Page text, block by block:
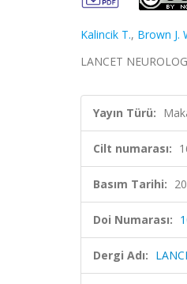
Kalincik T., Brown J.
LANCET
Yayın Türü:
Cilt numarası:
Basım Tarihi:
Doi Numarası:
Dergi Adı: